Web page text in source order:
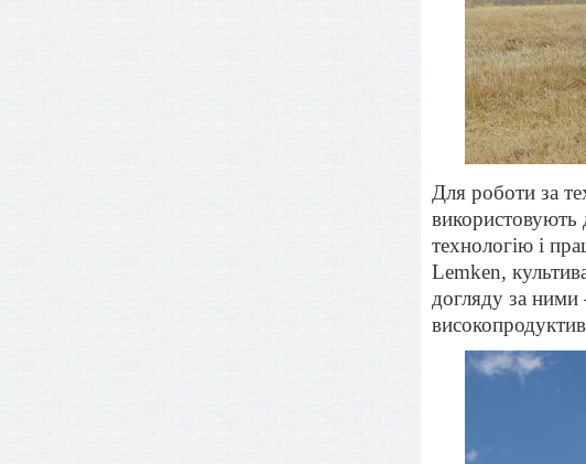
Для роботи за
використовують
технологію і
Lemken,
догляду за ними